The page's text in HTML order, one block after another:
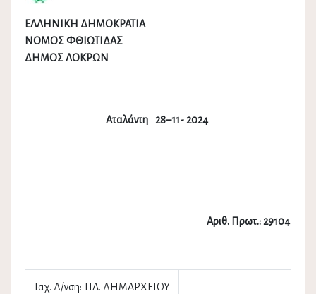
ΕΛΛΗΝΙΚΗ ΔΗΜΟΚΡΑΤΙΑ
ΝΟΜΟΣ ΦΘΙΩΤΙΔΑΣ
ΔΗΜΟΣ ΛΟΚΡΩΝ
Αταλάντη 28–11- 2024
Αριθ. Πρωτ.: 29104
Ταχ. Δ/νση: ΠΛ. ΔΗΜΑΡΧΕΙΟΥ